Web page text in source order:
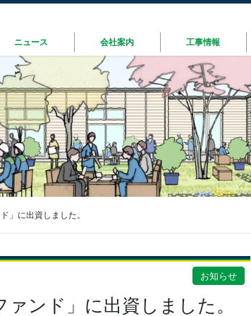
ニュース 会社案内 工事情報
」に出資しました。
お知らせ
ァンド」に出資しました。